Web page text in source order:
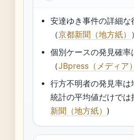
安達ゆき事件の詳細
（京都新聞（地方紙） ）
個別ケースの発見確
（JBpress（メディア）
行方不明者の発見率
統計の平均値だけで
新聞（地方紙） )